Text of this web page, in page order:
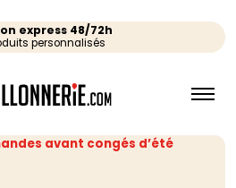
express 48/72h
personnalisés
avant congés d’été